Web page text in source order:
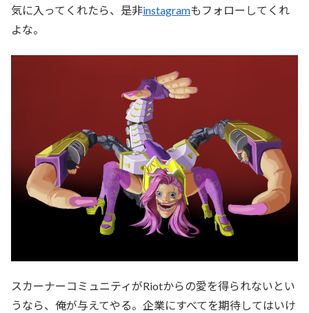
気に入ってくれたら、是非instagramもフォローしてくれ
よな。
スカーナーコミュニティがRiotからの愛を得られないとい
うなら、俺が与えてやる。企業にすべてを期待してはいけ